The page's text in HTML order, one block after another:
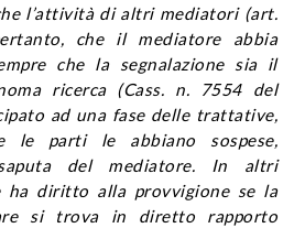
l’attività di altri mediatori (art.
che il mediatore abbia
che la segnalazione sia il
ricerca (Cass. n. 7554 del
ad una fase delle trattative,
le parti le abbiano sospese,
del mediatore. In altri
ha diritto alla provvigione se la
si trova in diretto rapporto